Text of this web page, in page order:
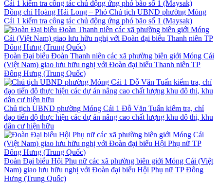
Đồng chí Hoàng Hải Long – Phó Chủ tịch UBND phường Móng
Cái 1 kiểm tra công tác chủ động ứng phó bão số 1 (Maysak)
Đoàn Đại biểu Đoàn Thanh niên các xã phường biên giới Móng Cái
(Việt Nam) giao lưu hữu nghị với Đoàn đại biểu Thanh niên TP
Đông Hưng (Trung Quốc)
Chủ tịch UBND phường Móng Cái 1 Đỗ Văn Tuấn kiểm tra, chỉ
đạo tiến độ thực hiện các dự án nâng cao chất lượng khu đô thị, khu
dân cư hiện hữu
Đoàn Đại biểu Hội Phụ nữ các xã phường biên giới Móng Cái (Việt
Nam) giao lưu hữu nghị với Đoàn đại biểu Hội Phụ nữ TP Đông
Hưng (Trung Quốc)